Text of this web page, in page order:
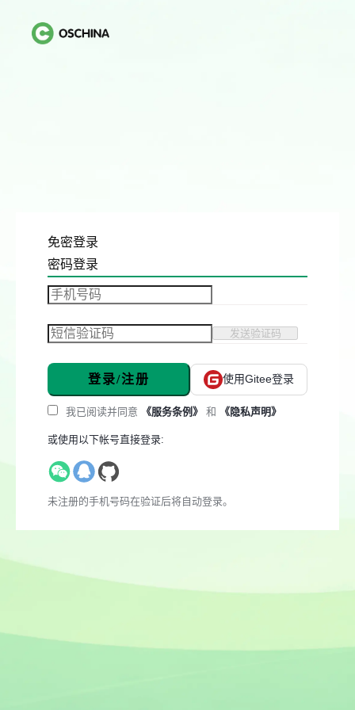
免密登录
密码登录
发送验证码
登录/注册 使用Gitee登录
我已阅读并同意 《服务条例》 和 《隐私声明》
或使用以下帐号直接登录:
未注册的手机号码在验证后将自动登录。